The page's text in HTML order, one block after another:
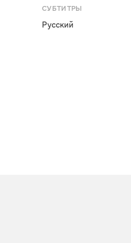
СУБТИТРЫ
Русский